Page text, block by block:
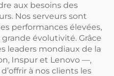
aux besoins des
Nos serveurs sont
performances élevées,
évolutivité. Grâce
leaders mondiaux de la
Inspur et Lenovo —,
à nos clients les